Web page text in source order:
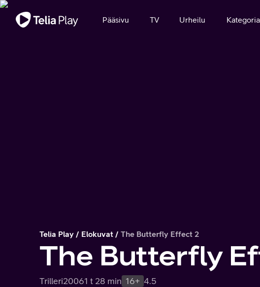
Tärkeä viesti
Pääsivu TV Urheilu
Telia Play Elokuvat The Butterfly Effect 2
The Butterfly
Trilleri20061 t 28 min 16+ 4.5